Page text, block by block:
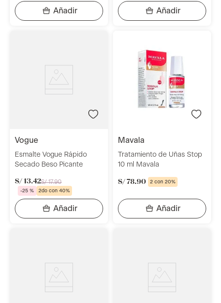
vogue
Esmalte Vogue Rápido
Secado Beso Picante
S/ 13.42S/ 17.90
-25 % 2do con 40%
mavala
Tratamiento de Uñas Stop
10 ml Mavala
S/ 78.90 2 con 20%